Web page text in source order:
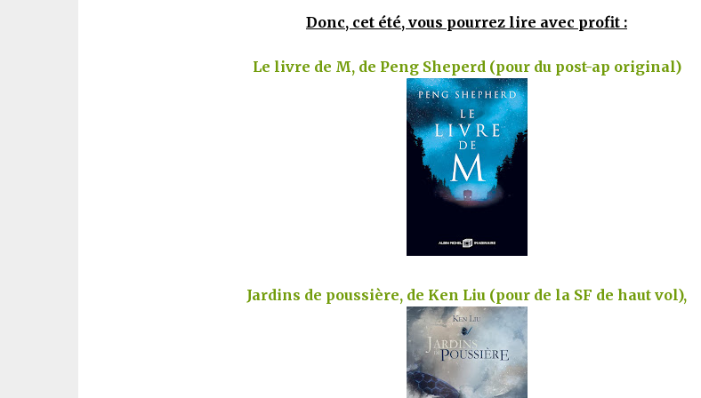
Donc, cet été, vous pourrez lire avec profit :
Le livre de M, de Peng Sheperd (pour du post-ap original)
Jardins de poussière, de Ken Liu (pour de la SF de haut vol),